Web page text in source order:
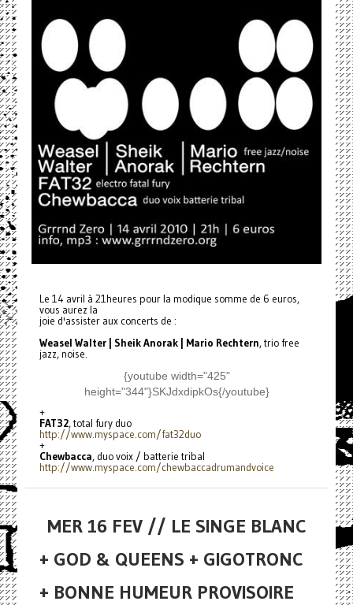
Le 14 avril à 21heures pour la modique somme de 6 euros,
vous aurez la
joie d'assister aux concerts de :
Weasel Walter | Sheik Anorak | Mario Rechtern, trio free
jazz, noise.
{youtube width="425"
height="344"}SKJdxdipkOs{/youtube}
+
FAT32, total fury duo
http://www.myspace.com/fat32duo
+
Chewbacca, duo voix / batterie tribal
http://www.myspace.com/chewbaccadrumandvoice
MER 16 FEV // LE SINGE BLANC
+ GOD & QUEENS + GIGOTRONC
+ BONNE HUMEUR PROVISOIRE